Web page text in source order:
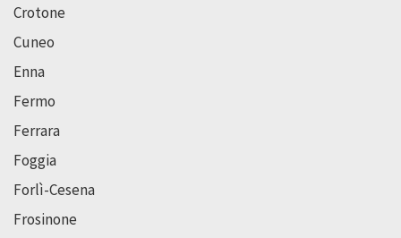
Crotone
Cuneo
Enna
Fermo
Ferrara
Foggia
Forlì-Cesena
Frosinone